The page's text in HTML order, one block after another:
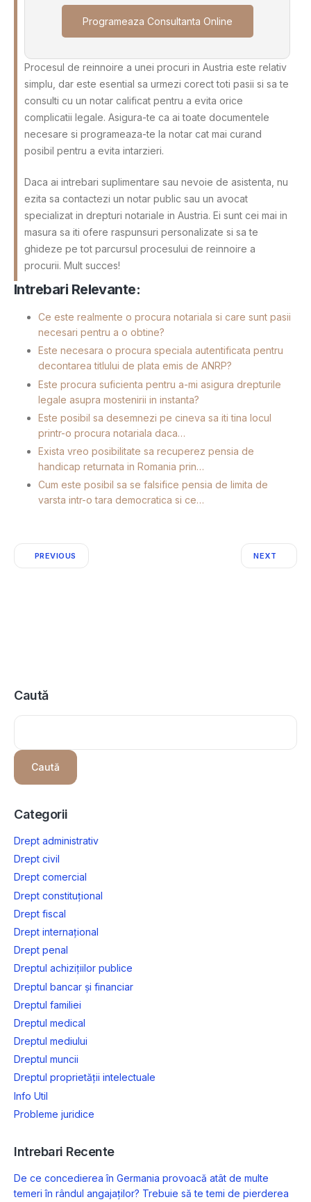
Programeaza Consultanta Online
Procesul de reinnoire a unei procuri in Austria este relativ
simplu, dar este esential sa urmezi corect toti pasii si sa te
consulti cu un notar calificat pentru a evita orice
complicatii legale. Asigura-te ca ai toate documentele
necesare si programeaza-te la notar cat mai curand
posibil pentru a evita intarzieri.
Daca ai intrebari suplimentare sau nevoie de asistenta, nu
ezita sa contactezi un notar public sau un avocat
specializat in drepturi notariale in Austria. Ei sunt cei mai in
masura sa iti ofere raspunsuri personalizate si sa te
ghideze pe tot parcursul procesului de reinnoire a
procurii. Mult succes!
Intrebari Relevante:
Ce este realmente o procura notariala si care sunt pasii
necesari pentru a o obtine?
Este necesara o procura speciala autentificata pentru
decontarea titlului de plata emis de ANRP?
Este procura suficienta pentru a-mi asigura drepturile
legale asupra mostenirii in instanta?
Este posibil sa desemnezi pe cineva sa iti tina locul
printr-o procura notariala daca…
Exista vreo posibilitate sa recuperez pensia de
handicap returnata in Romania prin…
Cum este posibil sa se falsifice pensia de limita de
varsta intr-o tara democratica si ce…
PREVIOUS NEXT
Caută
Caută
Categorii
Drept administrativ
Drept civil
Drept comercial
Drept constituțional
Drept fiscal
Drept internațional
Drept penal
Dreptul achizițiilor publice
Dreptul bancar și financiar
Dreptul familiei
Dreptul medical
Dreptul mediului
Dreptul muncii
Dreptul proprietății intelectuale
Info Util
Probleme juridice
Intrebari Recente
De ce concedierea în Germania provoacă atât de multe
temeri în rândul angajaților? Trebuie să te temi de pierderea